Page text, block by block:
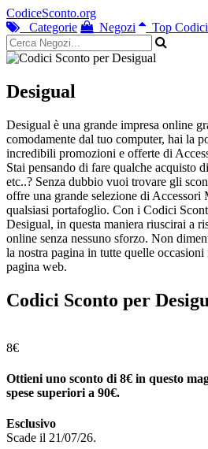
CodiceSconto.org
Categorie
Negozi Top Codici
Desigual
Desigual è una grande impresa online
comodamente dal tuo computer, hai la
incredibili promozioni e offerte di
Stai pensando di fare qualche acquisto
etc..? Senza dubbio vuoi trovare gli
offre una grande selezione di Accessori
qualsiasi portafoglio. Con i Codici
Desigual, in questa maniera riuscirai a
online senza nessuno sforzo. Non
la nostra pagina in tutte quelle
pagina web.
Codici Sconto per
8€
Ottieni uno sconto di 8€ in questo
spese superiori a 90€.
Esclusivo
Scade il 21/07/26.